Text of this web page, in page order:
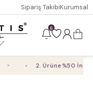
Sipariş TakibiKurumsal
6
2. Ürüne %50 İndirim